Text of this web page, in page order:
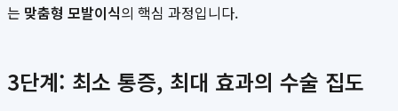
는 맞춤형 모발이식의 핵심 과정입니다.
3단계: 최소 통증, 최대 효과의 수술 집도